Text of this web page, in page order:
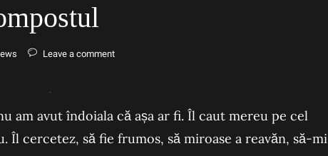
Leave a comment
am avut îndoiala că așa ar fi. Îl caut mereu pe cel
Îl cercetez, să fie frumos, să miroase a reavăn, să-mi